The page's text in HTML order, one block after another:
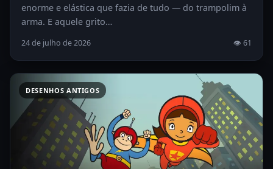
enorme e elástica que fazia de tudo — do trampolim à
arma. E aquele grito…
24 de julho de 2026 👁 61
DESENHOS ANTIGOS